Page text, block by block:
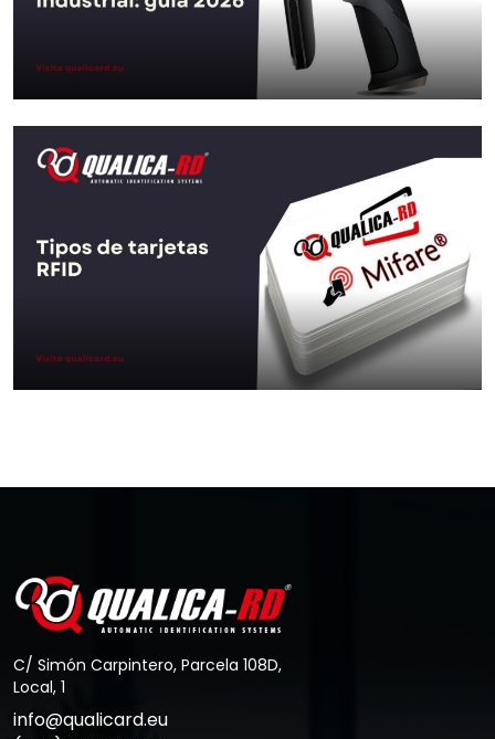
Comment choisir un terminal durci
industriel: guide 2026
Aller au Post
C/ Simón Carpintero, Parcela 108D,
Local, 1
info@qualicard.eu